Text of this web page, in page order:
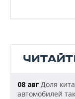
08 авг Доля
автомобилей